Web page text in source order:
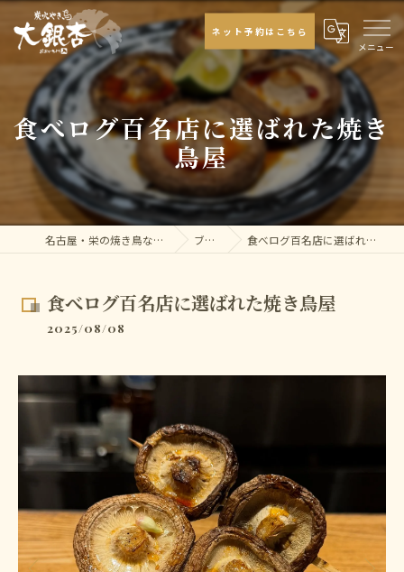
ネット予約はこちら
食べログ百名店に選ばれた焼き
鳥屋
名古屋・栄の焼き鳥なら大銀杏 ブログ 食べログ百名店に選ばれた焼き鳥屋
食べログ百名店に選ばれた焼き鳥屋
2025/08/08